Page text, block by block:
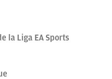
la Liga EA Sports